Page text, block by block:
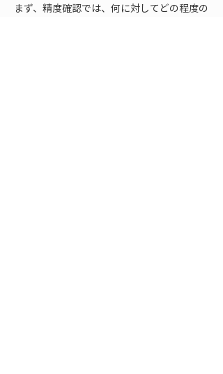
まず、精度確認では、何に対してどの程度の